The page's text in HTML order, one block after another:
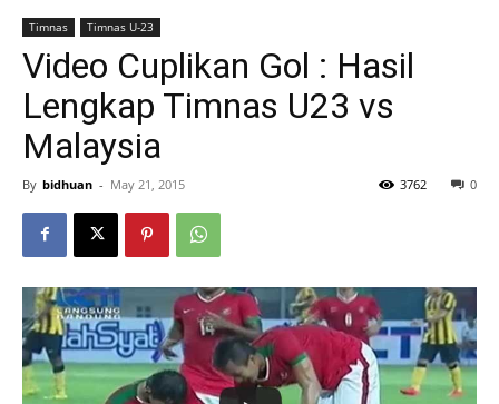
Timnas Timnas U-23
Video Cuplikan Gol : Hasil
Lengkap Timnas U23 vs
Malaysia
By bidhuan - May 21, 2015 0
3762